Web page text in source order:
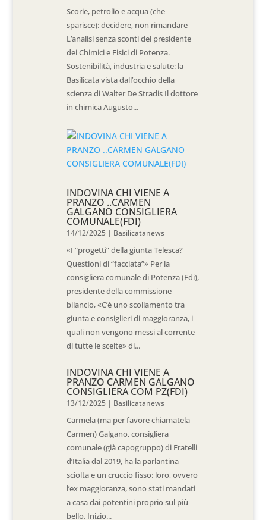
Scorie, petrolio e acqua (che
sparisce): decidere, non rimandare
L’analisi senza sconti del presidente
dei Chimici e Fisici di Potenza.
Sostenibilità, industria e salute: la
Basilicata vista dall’occhio della
scienza di Walter De Stradis Il dottore
in chimica Augusto...
INDOVINA CHI VIENE A
PRANZO ..CARMEN
GALGANO CONSIGLIERA
COMUNALE(FDI)
14/12/2025 | Basilicatanews
«I “progetti” della giunta Telesca?
Questioni di “facciata”» Per la
consigliera comunale di Potenza (Fdi),
presidente della commissione
bilancio, «C’è uno scollamento tra
giunta e consiglieri di maggioranza, i
quali non vengono messi al corrente
di tutte le scelte» di...
INDOVINA CHI VIENE A
PRANZO CARMEN GALGANO
CONSIGLIERA COM PZ(FDI)
13/12/2025 | Basilicatanews
Carmela (ma per favore chiamatela
Carmen) Galgano, consigliera
comunale (già capogruppo) di Fratelli
d’Italia dal 2019, ha la parlantina
sciolta e un cruccio fisso: loro, ovvero
l’ex maggioranza, sono stati mandati
a casa dai potentini proprio sul più
bello. Inizio...